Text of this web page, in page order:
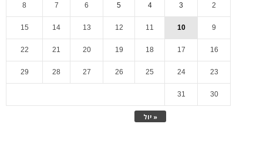
« יול
2
3
4
5
6
7
8
9
10
11
12
13
14
15
16
17
18
19
20
21
22
23
24
25
26
27
28
29
30
31